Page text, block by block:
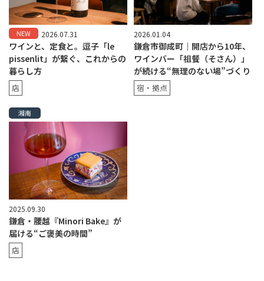
NEW 2026.07.31
ワインと、定食と。逗子「le
pissenlit」が繋ぐ、これからの
暮らし方
店
2026.01.04
鎌倉市御成町｜開店から10年、
ワインバー「祖餐（そさん）」
が続ける“無理のない場”づくり
宿・拠点
湘南
2025.09.30
鎌倉・腰越『Minori Bake』が
届ける“ご褒美の時間”
店